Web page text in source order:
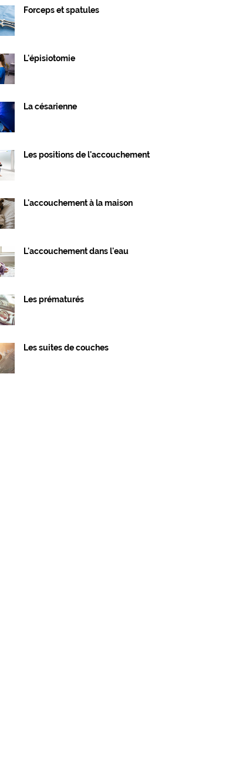
Forceps et spatules
L'épisiotomie
La césarienne
Les positions de l'accouchement
L'accouchement à la maison
L'accouchement dans l'eau
Les prématurés
Les suites de couches